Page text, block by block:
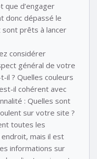
que d’engager
donc dépassé le
prêts à lancer
considérer
général de votre
il ? Quelles couleurs
il cohérent avec
: Quelles sont
sur votre site ?
toutes les
mais il est
informations sur